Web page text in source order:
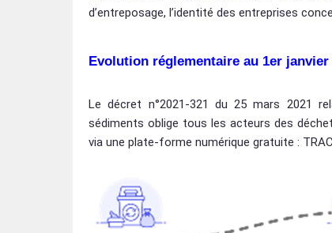
d’entreposage, l’identité des entreprises
Evolution réglementaire au 1er janvier
Le décret n°2021-321 du 25 mars 2021
sédiments oblige tous les acteurs des
via une plate-forme numérique gratuite :